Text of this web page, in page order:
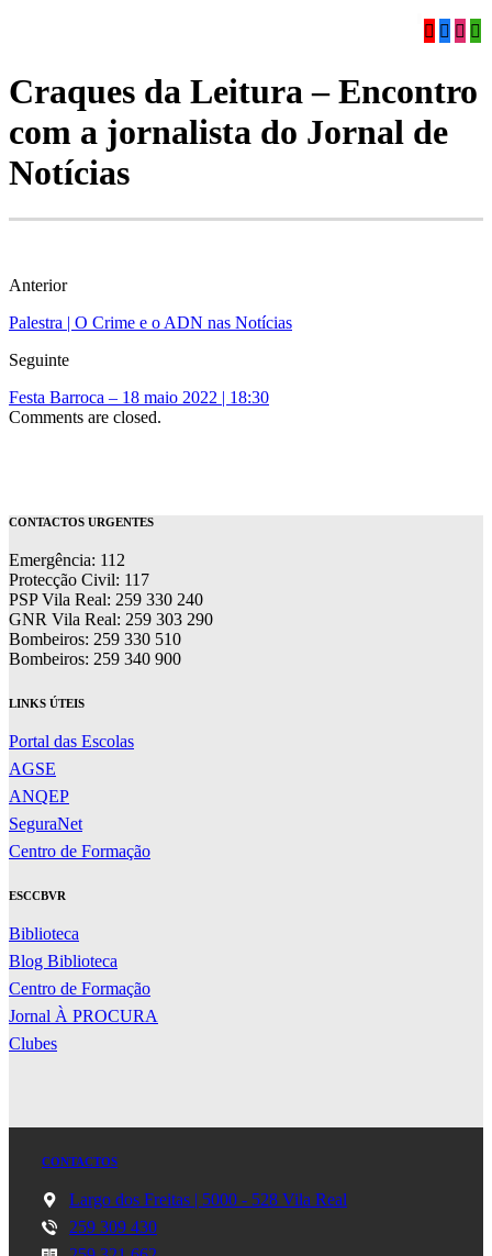
Craques da Leitura – Encontro
com a jornalista do Jornal de
Notícias
Anterior
Palestra | O Crime e o ADN nas Notícias
Seguinte
Festa Barroca – 18 maio 2022 | 18:30
Comments are closed.
CONTACTOS URGENTES
Emergência: 112
Protecção Civil: 117
PSP Vila Real: 259 330 240
GNR Vila Real: 259 303 290
Bombeiros: 259 330 510
Bombeiros: 259 340 900
LINKS ÚTEIS
Portal das Escolas
AGSE
ANQEP
SeguraNet
Centro de Formação
ESCCBVR
Biblioteca
Blog Biblioteca
Centro de Formação
Jornal À PROCURA
Clubes
CONTACTOS
Largo dos Freitas | 5000 - 528 Vila Real
259 309 430